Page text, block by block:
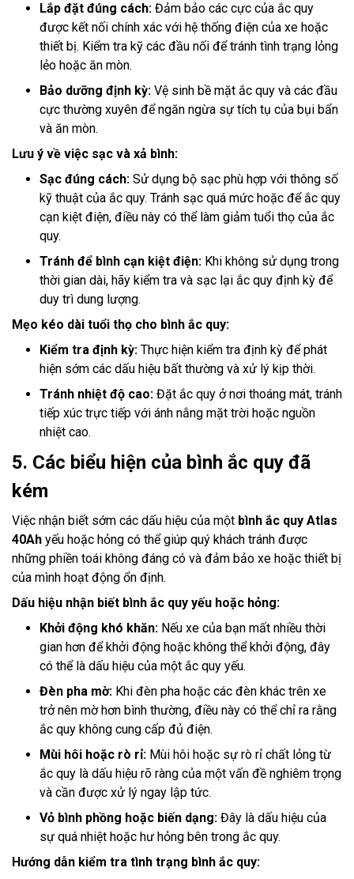
Lắp đặt đúng cách: Đảm bảo các cực của ắc quy
được kết nối chính xác với hệ thống điện của xe hoặc
thiết bị. Kiểm tra kỹ các đầu nối để tránh tình trạng lỏng
lẻo hoặc ăn mòn.
Bảo dưỡng định kỳ: Vệ sinh bề mặt ắc quy và các đầu
cực thường xuyên để ngăn ngừa sự tích tụ của bụi bẩn
và ăn mòn.
Lưu ý về việc sạc và xả bình:
Sạc đúng cách: Sử dụng bộ sạc phù hợp với thông số
kỹ thuật của ắc quy. Tránh sạc quá mức hoặc để ắc quy
cạn kiệt điện, điều này có thể làm giảm tuổi thọ của ắc
quy.
Tránh để bình cạn kiệt điện: Khi không sử dụng trong
thời gian dài, hãy kiểm tra và sạc lại ắc quy định kỳ để
duy trì dung lượng.
Mẹo kéo dài tuổi thọ cho bình ắc quy:
Kiểm tra định kỳ: Thực hiện kiểm tra định kỳ để phát
hiện sớm các dấu hiệu bất thường và xử lý kịp thời.
Tránh nhiệt độ cao: Đặt ắc quy ở nơi thoáng mát, tránh
tiếp xúc trực tiếp với ánh nắng mặt trời hoặc nguồn
nhiệt cao.
5. Các biểu hiện của bình ắc quy đã
kém
Việc nhận biết sớm các dấu hiệu của một bình ắc quy Atlas
40Ah yếu hoặc hỏng có thể giúp quý khách tránh được
những phiền toái không đáng có và đảm bảo xe hoặc thiết bị
của mình hoạt động ổn định.
Dấu hiệu nhận biết bình ắc quy yếu hoặc hỏng:
Khởi động khó khăn: Nếu xe của bạn mất nhiều thời
gian hơn để khởi động hoặc không thể khởi động, đây
có thể là dấu hiệu của một ắc quy yếu.
Đèn pha mờ: Khi đèn pha hoặc các đèn khác trên xe
trở nên mờ hơn bình thường, điều này có thể chỉ ra rằng
ắc quy không cung cấp đủ điện.
Mùi hôi hoặc rò rỉ: Mùi hôi hoặc sự rò rỉ chất lỏng từ
ắc quy là dấu hiệu rõ ràng của một vấn đề nghiêm trọng
và cần được xử lý ngay lập tức.
Vỏ bình phồng hoặc biến dạng: Đây là dấu hiệu của
sự quá nhiệt hoặc hư hỏng bên trong ắc quy.
Hướng dẫn kiểm tra tình trạng bình ắc quy: